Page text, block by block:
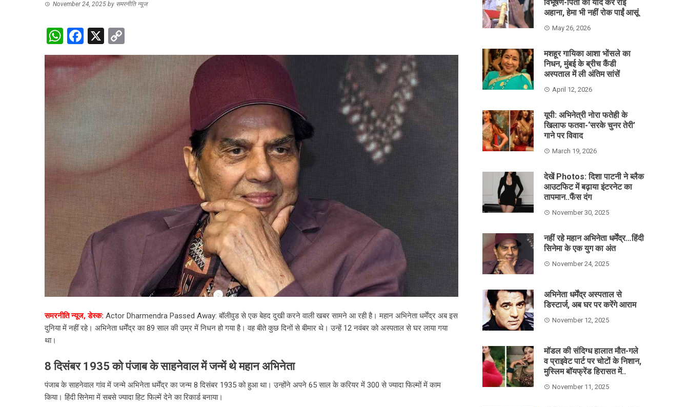
November 24, 2025 by समरनीति न्यूज
WhatsApp
Facebook
X
Link
समरनीति न्यूज, डेस्क: Actor Dharmendra Passed Away: बॉलीवुड से एक बेहद दुखी करने वाली खबर सामने आ रही है। महान अभिनेता धर्मेंद्र अब इस
दुनिया में नहीं रहे। अभिनेता धर्मेंद्र का 89 साल की उम्र में निधन हो गया है। वह बीते कुछ दिनों से बीमार थे। उन्हें 12 नवंबर को अस्पताल से घर लाया गया
था।
8 दिसंबर 1935 को पंजाब के साहनेवाल में जन्में थे महान अभिनेता
पंजाब के साहनेवाल गांव में जन्मे अभिनेता धर्मेंद्र का जन्म 8 दिसंबर 1935 को हुआ था। उन्होंने अपने 65 साल के करियर में 300 से ज्यादा फिल्मों में काम
किया। हिंदी सिनेमा में सबसे ज्यादा हिट फिल्में देने का रिकार्ड बनाया।
विभूषण-पिता को याद कर रोईं
अहाना, हेमा भी नहीं रोक पाईं आसूं
May 26, 2026
मशहूर गायिका आशा भोंसले का
निधन, मुंबई के ब्रीच कैंडी
अस्पताल में ली अंतिम सांसें
April 12, 2026
यूपी: अभिनेत्री नोरा फतेही के
खिलाफ फतवा-‘सरके चुनर तेरी’
गाने पर विवाद
March 19, 2026
देखें Photos: दिशा पाटनी ने ब्लैक
आउटफिट में बढ़ाया इंटरनेट का
तापमान..फैंस दंग
November 30, 2025
नहीं रहे महान अभिनेता धर्मेंद्र…हिंदी
सिनेमा के एक युग का अंत
November 24, 2025
अभिनेता धर्मेंद्र अस्पताल से
डिस्टार्ज, अब घर पर करेंगे आराम
November 12, 2025
मॉडल की संदिग्ध हालात मौत-गले
व प्राइवेट पार्ट पर चोटों के निशान,
मुस्लिम बॉयफ्रेंड हिरासत में..
November 11, 2025